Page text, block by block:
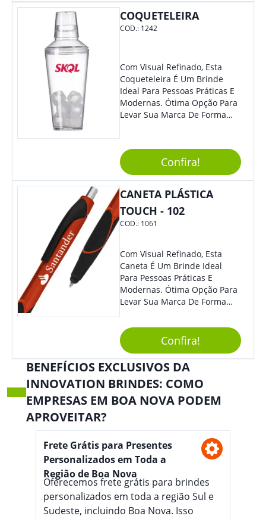
Colaboradores.
COQUETELEIRA
COD.: 1242
Com Visual Refinado, Esta
Coqueteleira É Um Brinde
Ideal Para Pessoas Práticas E
Modernas. Ótima Opção Para
Levar Sua Marca De Forma
Reuniões Corporativas Ou Até
Mesmo Para Presentear
Colaboradores E Parceiros De
Confira!
CANETA PLÁSTICA
TOUCH - 102
COD.: 1061
Com Visual Refinado, Esta
Caneta É Um Brinde Ideal
Para Pessoas Práticas E
Modernas. Ótima Opção Para
Levar Sua Marca De Forma
Sua Empresa Em Eventos,
Reuniões Corporativas Ou Até
Mesmo Para Presentear
Colaboradores E Parceiros De
Sua Empresa.
Confira!
BENEFÍCIOS EXCLUSIVOS DA
INNOVATION BRINDES: COMO
EMPRESAS EM BOA NOVA PODEM
APROVEITAR?
Frete Grátis para Presentes
Personalizados em Toda a
Região de Boa Nova
Oferecemos frete grátis para brindes
personalizados em toda a região Sul e
Sudeste, incluindo Boa Nova. Isso